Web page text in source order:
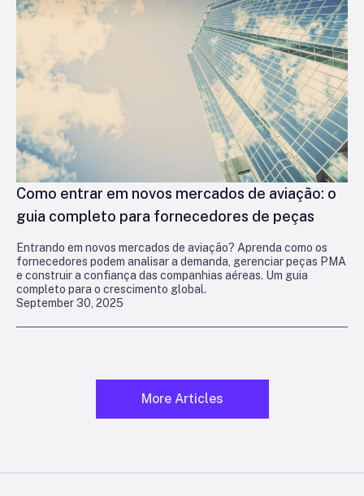
September 30, 2025
Como entrar em novos mercados de aviação: o
guia completo para fornecedores de peças
Entrando em novos mercados de aviação? Aprenda como os
fornecedores podem analisar a demanda, gerenciar peças PMA
e construir a confiança das companhias aéreas. Um guia
completo para o crescimento global.
More Articles